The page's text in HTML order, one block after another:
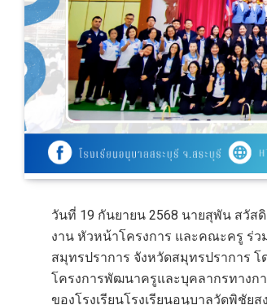
วันที่ 19 กันยายน 2568 นายสุพัน สวัส
งาน หัวหน้าโครงการ และคณะครู ร่ว
สมุทรปราการ จังหวัดสมุทรปราการ โ
โครงการพัฒนาครูและบุคลากรทาง
ของโรงเรียนโรงเรียนอนุบาลวัดพิชัยส